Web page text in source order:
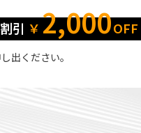
引 ￥2,000OFF
出ください。